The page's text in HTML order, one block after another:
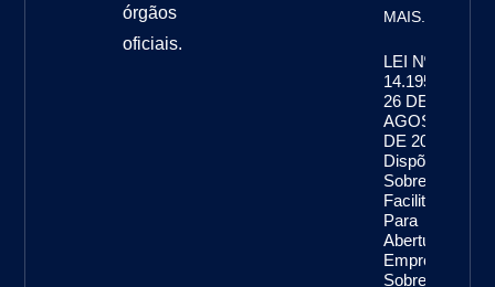
órgãos
oficiais.
MAIS...
LEI Nº
14.195, DE
26 DE
AGOSTO
DE 2021
Dispõe
Sobre A
Facilitação
Para
Abertura De
Empresas,
Sobre A